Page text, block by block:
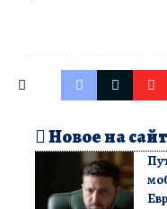
Новое на